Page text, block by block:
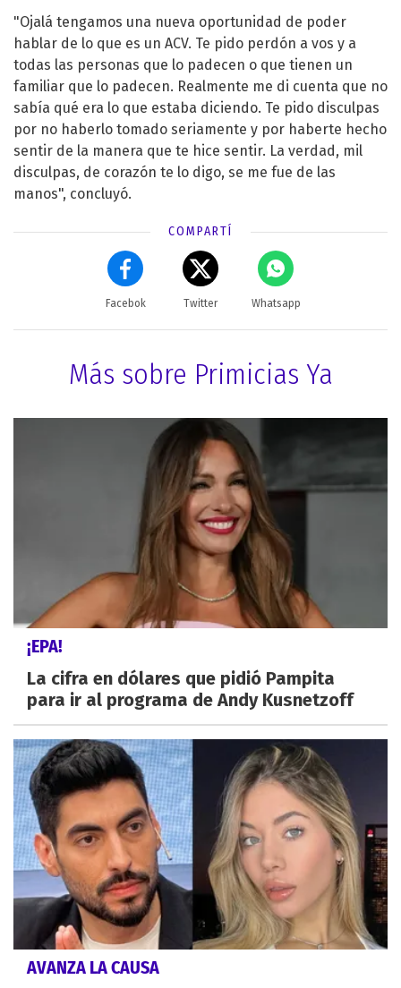
"Ojalá tengamos una nueva oportunidad de poder
hablar de lo que es un ACV. Te pido perdón a vos y a
todas las personas que lo padecen o que tienen un
familiar que lo padecen. Realmente me di cuenta que no
sabía qué era lo que estaba diciendo. Te pido disculpas
por no haberlo tomado seriamente y por haberte hecho
sentir de la manera que te hice sentir. La verdad, mil
disculpas, de corazón te lo digo, se me fue de las
manos", concluyó.
COMPARTÍ
Facebok Twitter Whatsapp
Más sobre Primicias Ya
¡EPA!
La cifra en dólares que pidió Pampita
para ir al programa de Andy Kusnetzoff
AVANZA LA CAUSA